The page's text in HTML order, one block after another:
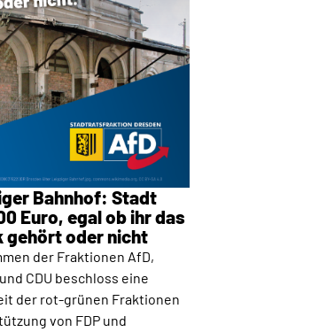
Bahnhof: Stadt
Euro, egal ob ihr das
gehört oder nicht
der Fraktionen AfD,
CDU beschloss eine
der rot-grünen Fraktionen
von FDP und